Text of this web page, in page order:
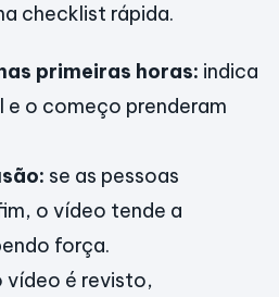
checklist rápida.
primeiras horas: indica
e o começo prenderam
se as pessoas
o vídeo tende a
força.
vídeo é revisto,